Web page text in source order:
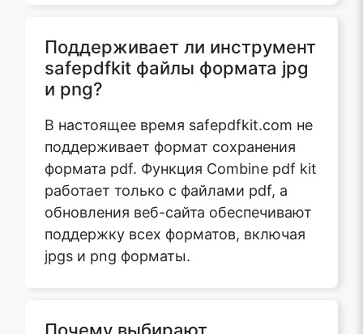
Поддерживает ли инструмент
safepdfkit файлы формата jpg
и png?
В настоящее время safepdfkit.com не
поддерживает формат сохранения
формата pdf. Функция Combine pdf kit
работает только с файлами pdf, а
обновления веб-сайта обеспечивают
jpgs и png форматы.
Почему выбирают